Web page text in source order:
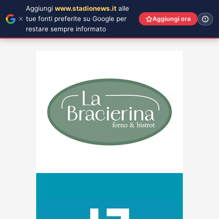
Aggiungi www.stadionews.it alle
tue fonti preferite su Google per
restare sempre informato
Aggiungi ora